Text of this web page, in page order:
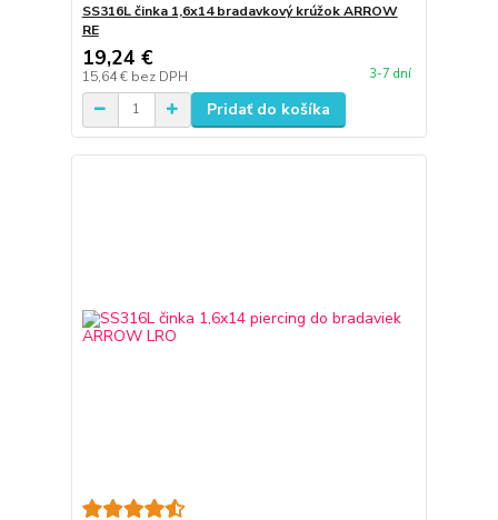
SS316L činka 1,6x14 bradavkový krúžok ARROW
RE
19,24 €
15,64 € bez DPH 3-7 dní
Pridať do košíka